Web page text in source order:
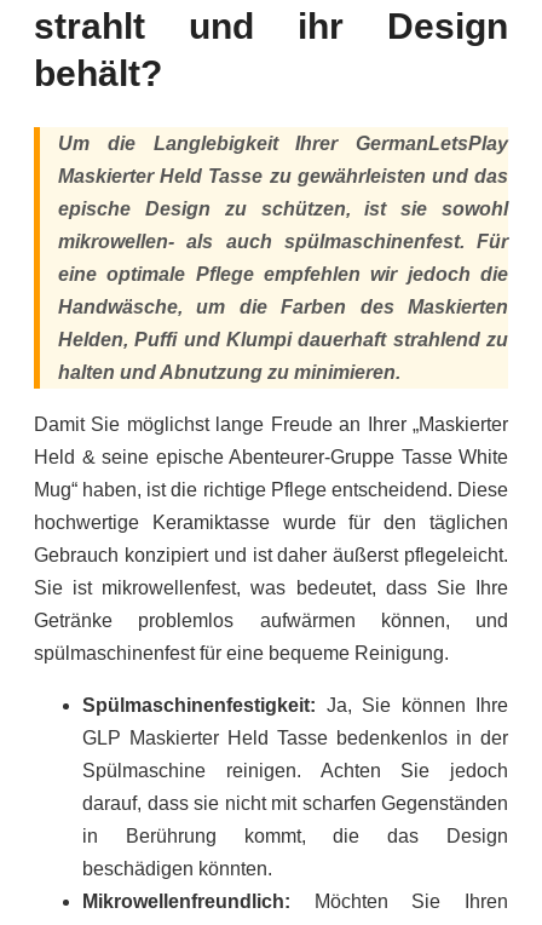
strahlt und ihr Design
behält?
Um die Langlebigkeit Ihrer GermanLetsPlay
Maskierter Held Tasse zu gewährleisten und das
epische Design zu schützen, ist sie sowohl
mikrowellen- als auch spülmaschinenfest. Für
eine optimale Pflege empfehlen wir jedoch die
Handwäsche, um die Farben des Maskierten
Helden, Puffi und Klumpi dauerhaft strahlend zu
halten und Abnutzung zu minimieren.
Damit Sie möglichst lange Freude an Ihrer „Maskierter
Held & seine epische Abenteurer-Gruppe Tasse White
Mug“ haben, ist die richtige Pflege entscheidend. Diese
hochwertige Keramiktasse wurde für den täglichen
Gebrauch konzipiert und ist daher äußerst pflegeleicht.
Sie ist mikrowellenfest, was bedeutet, dass Sie Ihre
Getränke problemlos aufwärmen können, und
spülmaschinenfest für eine bequeme Reinigung.
Spülmaschinenfestigkeit: Ja, Sie können Ihre
GLP Maskierter Held Tasse bedenkenlos in der
Spülmaschine reinigen. Achten Sie jedoch
darauf, dass sie nicht mit scharfen Gegenständen
in Berührung kommt, die das Design
beschädigen könnten.
Mikrowellenfreundlich: Möchten Sie Ihren